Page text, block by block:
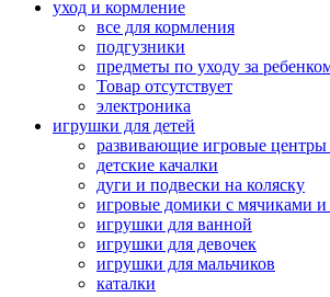
уход и кормление
все для кормления
подгузники
предметы по уходу за
Товар отсутствует
электроника
игрушки для детей
развивающие игровые центры
детские качалки
дуги и подвески на коляску
игровые домики с мячиками и
игрушки для ванной
игрушки для девочек
игрушки для мальчиков
каталки